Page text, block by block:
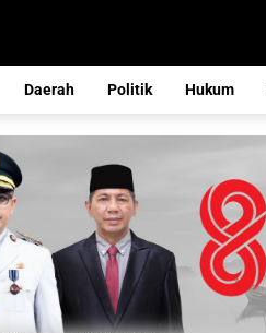
Daerah Politik Hukum